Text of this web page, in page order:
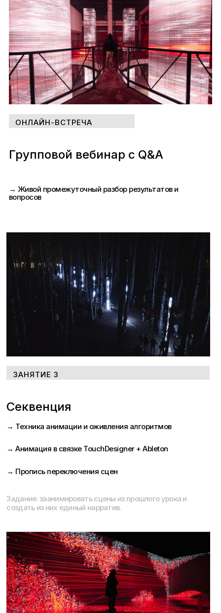
Групповой вебинар с Q&A
→ Живой промежуточный разбор результатов и
вопросов
ОНЛАЙН-ВСТРЕЧА
Секвенция
Задание: заанимировать сцены из прошлого урока и
создать из них единый нарратив.
→ Пропись переключения сцен
→ Анимация в связке TouchDesigner + Ableton
→ Техника анимации и оживления алгоритмов
ЗАНЯТИЕ 3